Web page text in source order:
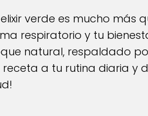
elixir verde es mucho
respiratorio y tu
natural, respaldado
a tu rutina diaria y